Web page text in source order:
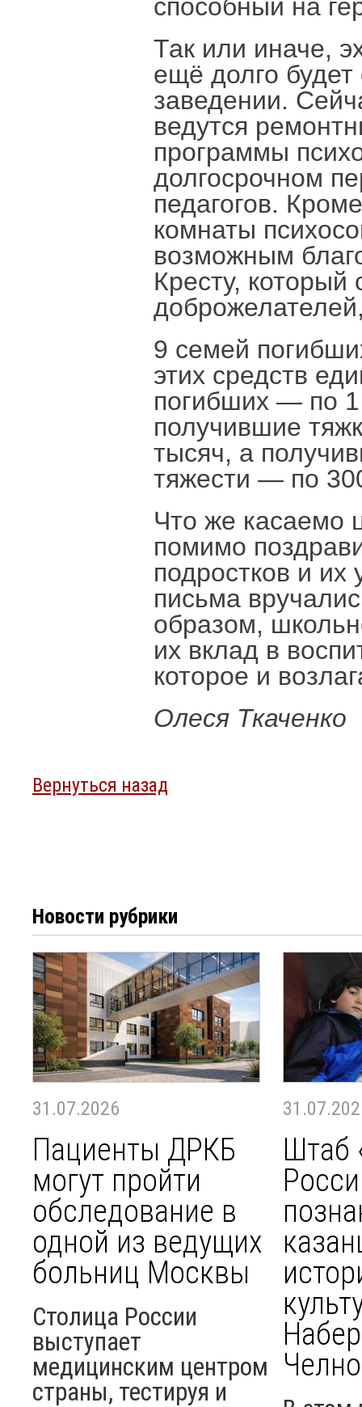
способный на
Так или иначе,
ещё долго
заведении.
ведутся
программы
долгосрочном
педагогов.
комнаты
возможным
Кресту,
9 семей
этих средств
погибших — по
получившие
тысяч, а
тяжести — по
Что же касаемо
помимо
подростков и их
письма
образом,
их вклад в
которое и
Олеся Ткаченко
Вернуться назад
Новости рубрики
31.07.2026
Пациенты ДРКБ
могут пройти
обследование в
одной из ведущих
больниц Москвы
Столица России
выступает
медицинским центром
страны, тестируя и
Штаб